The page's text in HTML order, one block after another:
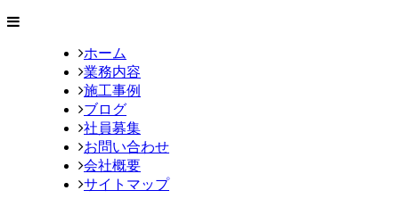
ホーム
業務内容
施工事例
ブログ
社員募集
お問い合わせ
会社概要
サイトマップ